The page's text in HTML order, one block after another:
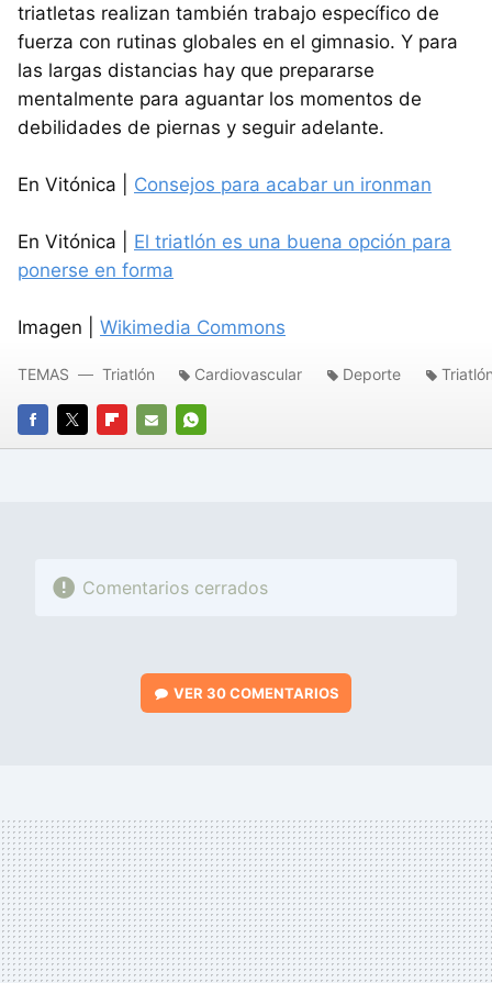
triatletas realizan también trabajo específico de
fuerza con rutinas globales en el gimnasio. Y para
las largas distancias hay que prepararse
mentalmente para aguantar los momentos de
debilidades de piernas y seguir adelante.
En Vitónica | Consejos para acabar un ironman
En Vitónica | El triatlón es una buena opción para
ponerse en forma
Imagen | Wikimedia Commons
FACEBOOK
TWITTERFLIPBOARD
E-
WHATSAPP
TEMAS Triatlón Cardiovascular Deporte
Comentarios cerrados
VER30 COMENTARIOS